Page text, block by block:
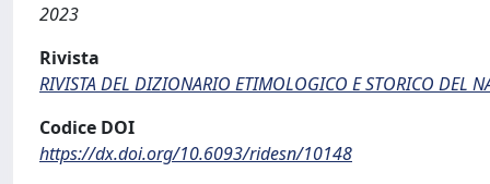
2023
Rivista
RIVISTA DEL DIZIONARIO ETIMOLOGICO E STORICO DEL
Codice DOI
https://dx.doi.org/10.6093/ridesn/10148